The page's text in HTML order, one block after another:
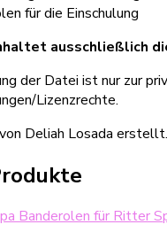
für die Einschulung
ausschließlich
der Datei ist nur zur
Lizenzrechte.
Deliah Losada